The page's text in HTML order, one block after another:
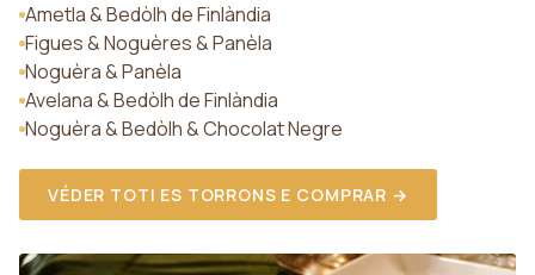
Ametla & Bedòlh de Finlàndia
Figues & Noguères & Panèla
Noguèra & Panèla
Avelana & Bedòlh de Finlàndia
Noguèra & Bedòlh & Chocolat Negre
VÉDER TOTI ES TORRONS E COMPRAR →